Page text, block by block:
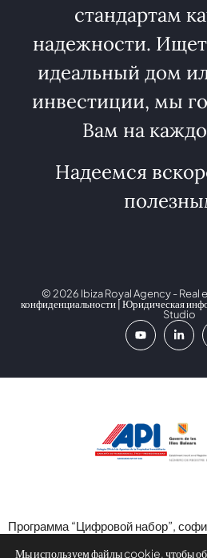
стандартам
надежности.
идеальный дом
инвестиции, мы
Вам на
Надеемся
© 2026 Ibiza Royal Agency - Real
конфиденциальности|Юридическая
Studio
Программа “Цифровой набор”,
следующего поколения (ЕС) в
Мы используем файлы cookie, чтобы